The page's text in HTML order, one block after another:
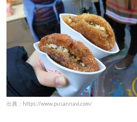
出典：https://www.pusannavi.com/